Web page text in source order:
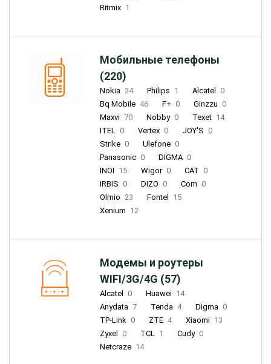
Ritmix 1
Мобильные телефоны
(220)
Nokia 24 Philips 1 Alcatel
0
Bq Mobile 46 F+ 0 Ginzzu 0
Maxvi 70 Nobby 0 Texet 14
ITEL 0 Vertex 0 JOY'S 0
Strike 0 Ulefone 0
Panasonic 0 DIGMA 0
INOI 15 Wigor 0 CAT 0
IRBIS 0 DIZO 0 Corn 0
Olmio 23 Fontel
15
Xenium 12
Модемы и роутеры
WIFI/3G/4G (57)
Alcatel 0 Huawei 14
Anydata 7 Tenda 4 Digma 0
TP-Link 0 ZTE 4 Xiaomi 13
Zyxel
0 TCL 1 Cudy 0
Netcraze 14